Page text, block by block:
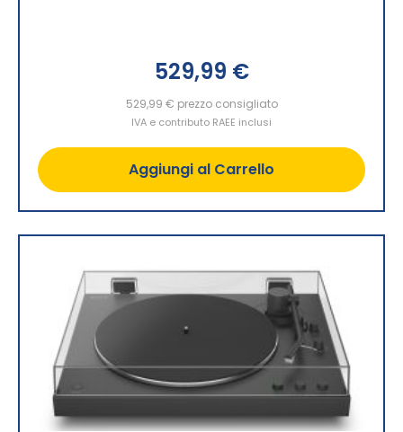
529,99 €
529,99 € prezzo consigliato
IVA e contributo RAEE inclusi
Aggiungi al Carrello